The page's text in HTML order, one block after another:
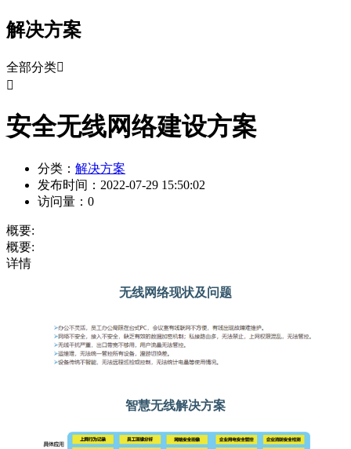
解决方案
全部分类

安全无线网络建设方案
分类： 解决方案
发布时间： 2022-07-29 15:50:02
访问量： 0
概要:
概要:
详情
无线网络现状及问题
智慧无线解决方案